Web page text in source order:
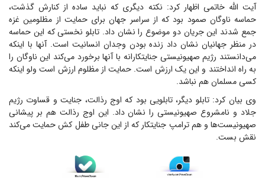
آیت الله خاتمی اظهار کرد: نکته دیگری که نباید ساده از کنارش گذشت،
حماسه ناوگان صمود بود که از سراسر جهان برای حمایت از مظلومین غزه
جمع شدند این جریان دو موضوع را نشان داد. تابلو نخستی که این حماسه
در منظر جهانیان نشان داد زنده بودن وجدان انسانیت است. آنها با اینکه
می‌دانستند رژیم صهیونیستی جنایتکارانه با آنها برخورد می‌کند این ناوگان را
به راه انداختند و این یک ارزش است. حمایت از مظلوم ارزش است ولو اینکه
کسی مسلمان هم نباشد.
وی بیان کرد: تابلو دیگر، تابلویی بود که اوج رذالت، جنایت و قساوت رژیم
جلاد و نامشروع صهیونیستی را نشان داد. این اوج رذالت هم بر پیشانی
صهیونیست‌ها و هم ترامپ جنایتکار که از این جانی طفل کش حمایت می‌کند
نقش بست.